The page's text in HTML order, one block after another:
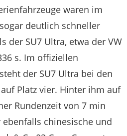
waren im
sogar deutlich schneller
der SU7 Ultra, etwa der VW
s. Im offiziellen
der SU7 Ultra bei den
Platz vier. Hinter ihm auf
Rundenzeit von 7 min
chinesische und